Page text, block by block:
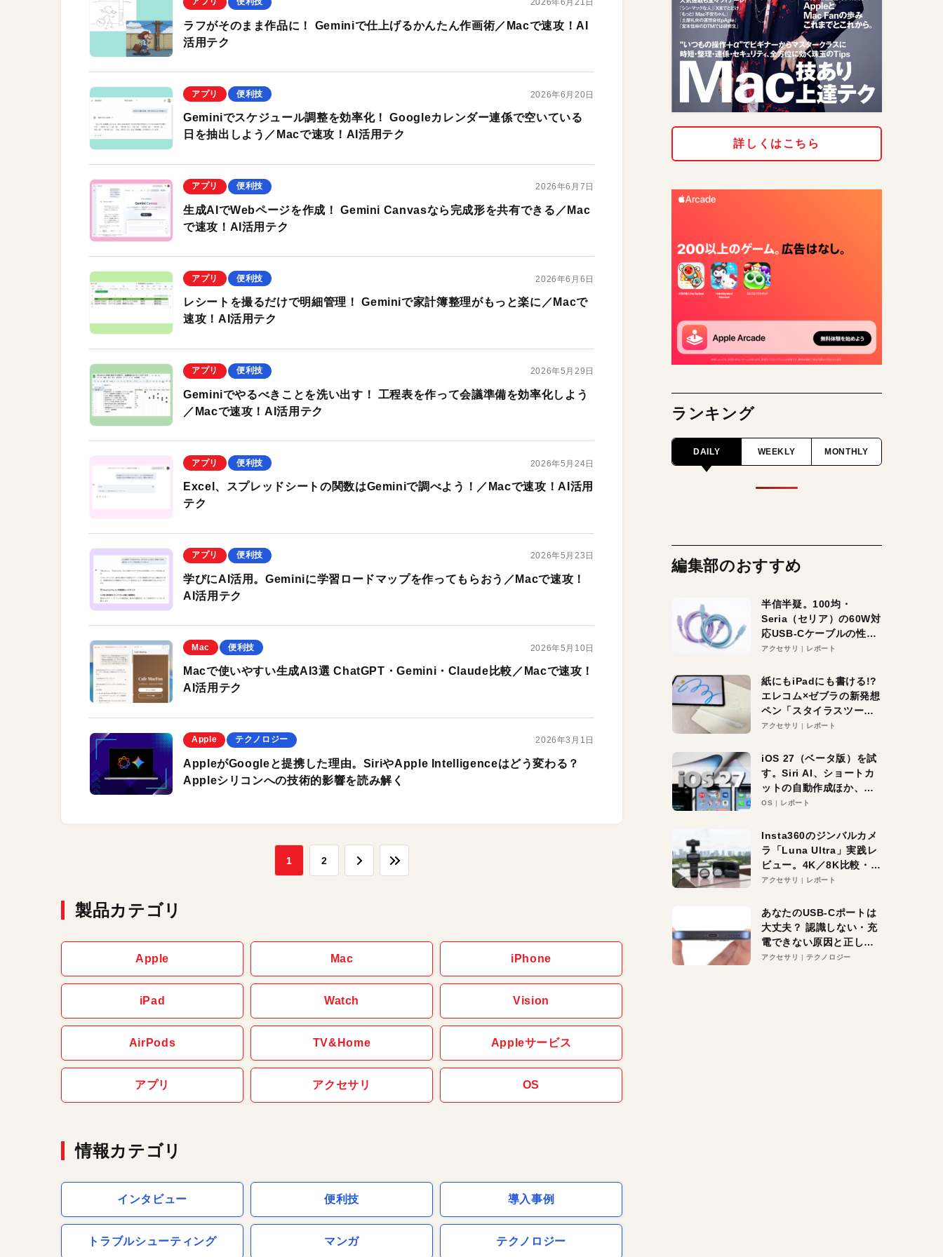
2026年6月21日
ラフがそのまま作品に！ Geminiで仕上げるかんたん作画術／Macで速攻！AI
活用テク
アプリ 便利技 2026年6月20日
Geminiでスケジュール調整を効率化！ Googleカレンダー連係で空いている
日を抽出しよう／Macで速攻！AI活用テク
アプリ 便利技 2026年6月7日
生成AIでWebページを作成！ Gemini Canvasなら完成形を共有できる／Mac
で速攻！AI活用テク
アプリ 便利技 2026年6月6日
レシートを撮るだけで明細管理！ Geminiで家計簿整理がもっと楽に／Macで
速攻！AI活用テク
アプリ 便利技 2026年5月29日
Geminiでやるべきことを洗い出す！ 工程表を作って会議準備を効率化しよう
／Macで速攻！AI活用テク
アプリ 便利技 2026年5月24日
Excel、スプレッドシートの関数はGeminiで調べよう！／Macで速攻！AI活用
テク
アプリ 便利技 2026年5月23日
学びにAI活用。Geminiに学習ロードマップを作ってもらおう／Macで速攻！
AI活用テク
Mac 便利技 2026年5月10日
Macで使いやすい生成AI3選 ChatGPT・Gemini・Claude比較／Macで速攻！
AI活用テク
Apple テクノロジー 2026年3月1日
AppleがGoogleと提携した理由。SiriやApple Intelligenceはどう変わる？
Appleシリコンへの技術的影響を読み解く
1 2
製品カテゴリ
Apple Mac iPhone
iPad Watch Vision
AirPods TV&Home Appleサービス
アプリ アクセサリ OS
情報カテゴリ
インタビュー 便利技 導入事例
トラブルシューティング マンガ テクノロジー
詳しくはこちら
ランキング
DAILY WEEKLY MONTHLY
編集部のおすすめ
半信半疑。100均・
Seria（セリア）の60W対
応USB-Cケーブルの性能
を検証。超コスパの1本を
アクセサリ レポート
紙にもiPadにも書ける!?
エレコム×ゼブラの新発想
ペン「スタイラスツーウ
ェイ」レビュー。持ち替
アクセサリ レポート
iOS 27（ベータ版）を試
す。Siri AI、ショートカ
ットの自動作成ほか、期
待大の便利機能5選。
る未来はすぐそこ！
OS レポート
Insta360のジンバルカメ
ラ「Luna Ultra」実践レ
ビュー。4K／8K比較・ズ
ーム・夜間撮影をチェッ
アクセサリ レポート
あなたのUSB-Cポートは
大丈夫？ 認識しない・充
電できない原因と正しい
対策
アクセサリ テクノロジー